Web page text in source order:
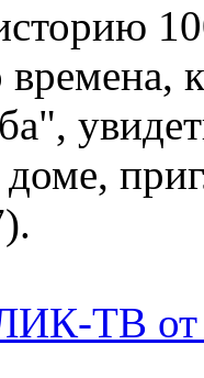
времена,
доме,
ТВ